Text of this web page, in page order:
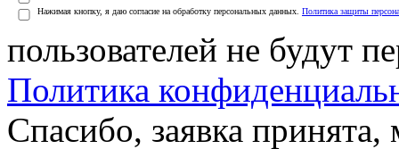
Нажимая кнопку, я даю согласие на обработку персональных данных. Политика защиты
пользователей не будут
Политика
Спасибо, заявка